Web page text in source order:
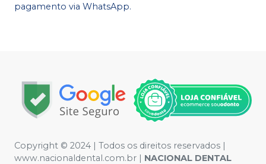
pagamento via WhatsApp.
Copyright © 2024 | Todos os direitos reservados |
www.nacionaldental.com.br | NACIONAL DENTAL